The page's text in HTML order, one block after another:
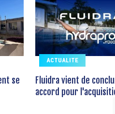
se
ACTUALITE
Fluidra vient de
accord pour